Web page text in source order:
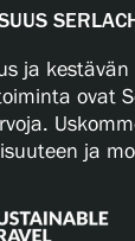
ja kestävän
ovat
ja